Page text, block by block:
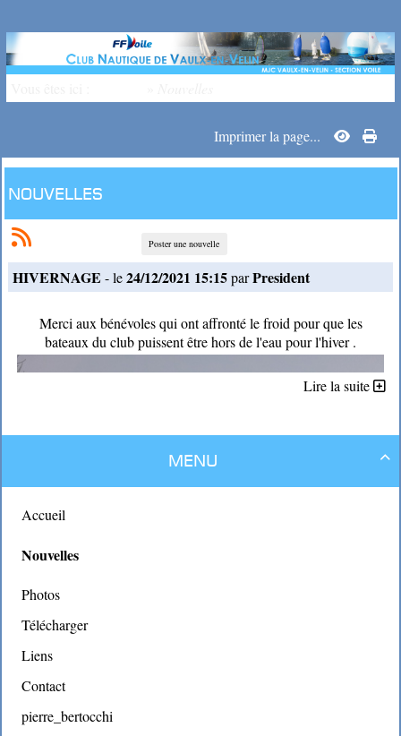
Imprimer la page...

Menu
Accueil
Nouvelles
Photos
Télécharger
Liens
Contact
pierre_bertocchi
Nouvelles
Poster une nouvelle
HIVERNAGE - le24/12/2021 15:15parPresident
Merci aux bénévoles qui ont affronté le froid pour que les
bateaux du club puissent être hors de l'eau pour l'hiver .
Lire la suite